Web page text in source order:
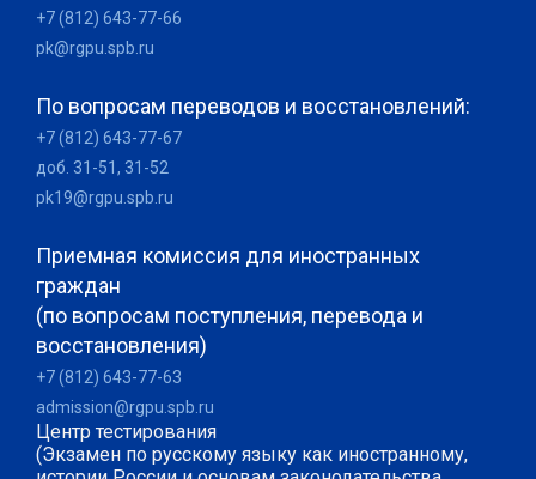
+7 (812) 643-77-66
pk@rgpu.spb.ru
По вопросам переводов и восстановлений:
+7 (812) 643-77-67
доб. 31-51, 31-52
pk19@rgpu.spb.ru
Приемная комиссия для иностранных
граждан
(по вопросам поступления, перевода и
восстановления)
+7 (812) 643-77-63
admission@rgpu.spb.ru
Центр тестирования
(Экзамен по русскому языку как иностранному,